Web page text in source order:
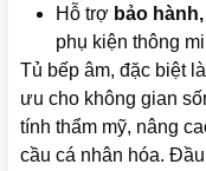
Hỗ trợ bảo
phụ kiện thông
Tủ bếp âm, đặc biệt là
ưu cho không gian
tính thẩm mỹ, nâng
cầu cá nhân hóa.